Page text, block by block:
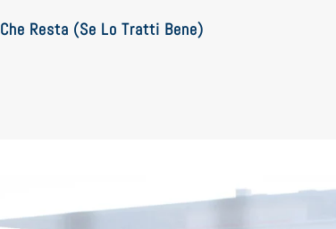
Resta (se Lo Tratti Bene)